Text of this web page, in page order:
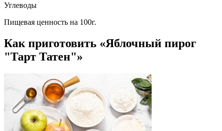
Углеводы
Пищевая ценность на 100г.
Как приготовить «Яблочный пирог
"Тарт Татен"»